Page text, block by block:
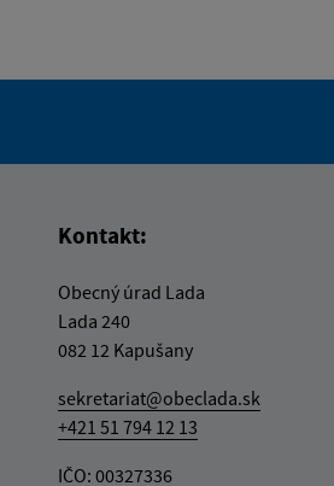
Kontakt:
Obecný úrad Lada
Lada 240
082 12 Kapušany
sekretariat@obeclada.sk
+421 51 794 12 13
IČO: 00327336